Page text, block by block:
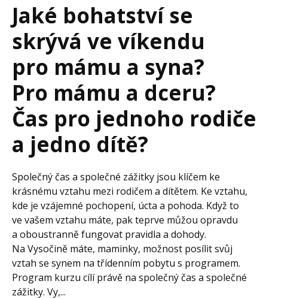
Jaké bohatství se
skrývá ve víkendu
pro mámu a syna?
Pro mámu a dceru?
Čas pro jednoho rodiče
a jedno dítě?
Společný čas a společné zážitky jsou klíčem ke
krásnému vztahu mezi rodičem a dítětem. Ke vztahu,
kde je vzájemné pochopení, úcta a pohoda. Když to
ve vašem vztahu máte, pak teprve můžou opravdu
a oboustranně fungovat pravidla a dohody.
Na Vysočině máte, maminky, možnost posílit svůj
vztah se synem na třídenním pobytu s programem.
Program kurzu cílí právě na společný čas a společné
zážitky. Vy,...